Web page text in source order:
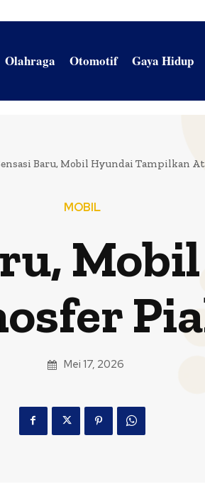
Olahraga Otomotif Gaya Hidup
Baru, Mobil Hyundai Tampilkan
MOBIL
Mei 17, 2026